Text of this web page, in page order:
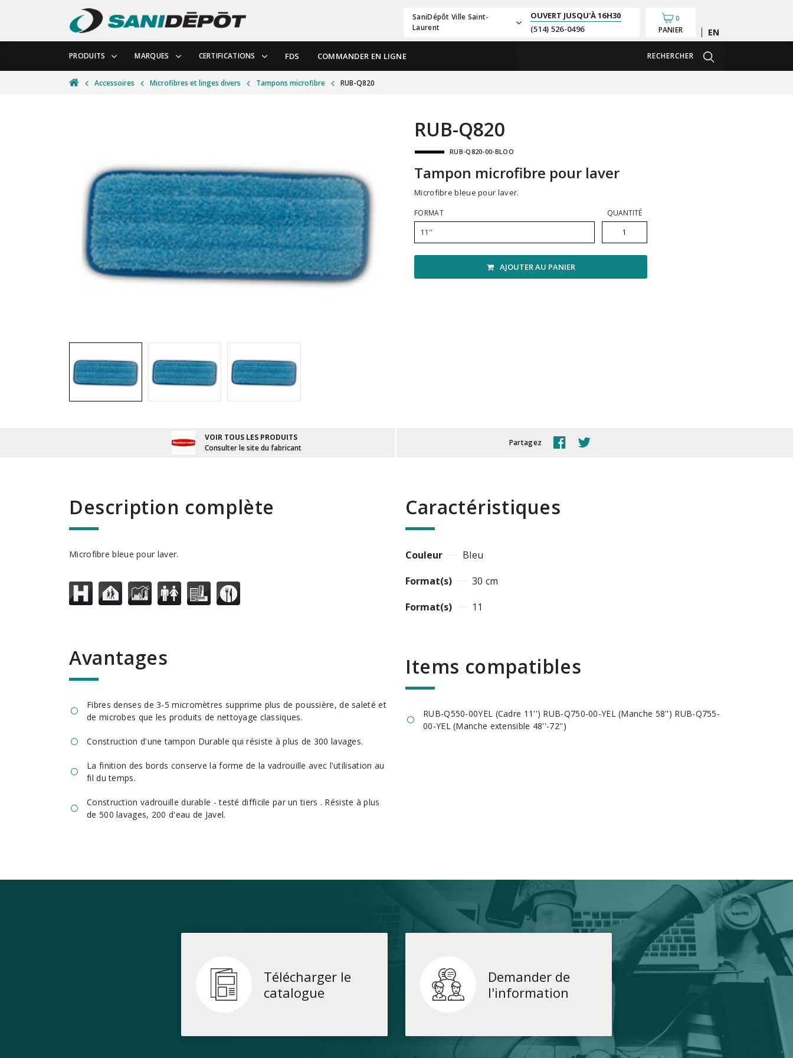
SaniDépôt Ville Saint-
Laurent
OUVERT JUSQU'À16H30
(514) 526-0496
0
PANIER English
PRODUITS MARQUES CERTIFICATIONS FDS COMMANDER EN LIGNE RECHERCHER
Accessoires Microfibres et linges divers Tampons microfibre RUB-Q820
RUB-Q820
RUB-Q820-00-BLOO
Tampon microfibre pour laver
Microfibre bleue pour laver.
FORMAT
11''
QUANTITÉ
AJOUTER AU PANIER
VOIR TOUS LES PRODUITS
Consulter le site du fabricant
Partagez
description complète
Microfibre bleue pour laver.
avantages
Fibres denses de 3-5 micromètres supprime plus de poussière, de saleté et
de microbes que les produits de nettoyage classiques.
Construction d'une tampon Durable qui résiste à plus de 300 lavages.
La finition des bords conserve la forme de la vadrouille avec l'utilisation au
fil du temps.
Construction vadrouille durable - testé difficile par un tiers . Résiste à plus
de 500 lavages, 200 d'eau de Javel.
Caractéristiques
Couleur
Bleu
Format(s)
30 cm
Format(s)
11
items compatibles
RUB-Q550-00YEL (Cadre 11'') RUB-Q750-00-YEL (Manche 58'') RUB-Q755-
00-YEL (Manche extensible 48''-72'')
Télécharger le
catalogue
Demander de
l'information